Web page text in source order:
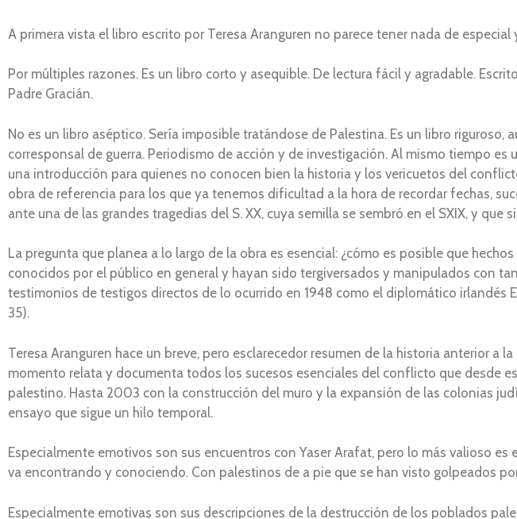
A primera vista el libro escrito por Teresa Aranguren no parece tener nada de
Por múltiples razones. Es un libro corto y asequible. De lectura fácil y agradable.
Padre Gracián.
No es un libro aséptico. Sería imposible tratándose de Palestina. Es un libro
corresponsal de guerra. Periodismo de acción y de investigación. Al mismo tiempo
una introducción para quienes no conocen bien la historia y los vericuetos del
obra de referencia para los que ya tenemos dificultad a la hora de recordar fechas,
ante una de las grandes tragedias del S. XX, cuya semilla se sembró en el SXIX, y que
La pregunta que planea a lo largo de la obra es esencial: ¿cómo es posible que
conocidos por el público en general y hayan sido tergiversados y manipulados con
testimonios de testigos directos de lo ocurrido en 1948 como el diplomático irlandés
35).
Teresa Aranguren hace un breve, pero esclarecedor resumen de la historia anterior a
momento relata y documenta todos los sucesos esenciales del conflicto que desde
palestino. Hasta 2003 con la construcción del muro y la expansión de las colonias
ensayo que sigue un hilo temporal.
Especialmente emotivos son sus encuentros con Yaser Arafat, pero lo más valioso
va encontrando y conociendo. Con palestinos de a pie que se han visto golpeados
Especialmente emotivas son sus descripciones de la destrucción de los poblados